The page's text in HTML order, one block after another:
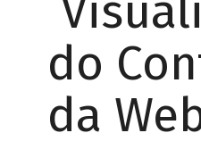
do
da